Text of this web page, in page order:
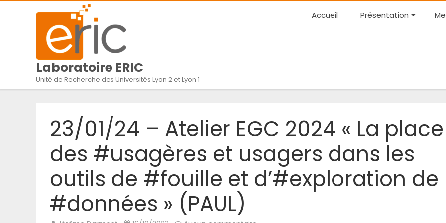
Laboratoire ERIC
Unité de Recherche des Universités Lyon 2 et Lyon 1
Accueil Présentation
23/01/24 – Atelier EGC 2024 « La place
des #usagères et usagers dans les
outils de #fouille et d’#exploration de
#données » (PAUL)